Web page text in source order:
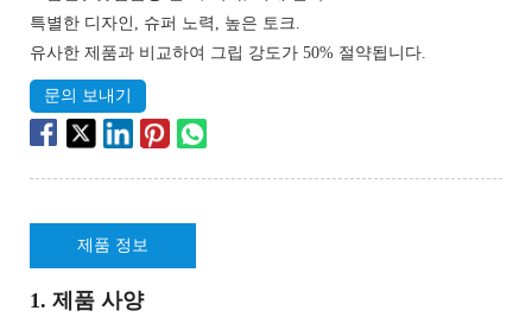
특별한 디자인, 슈퍼 노력, 높은 토크.
유사한 제품과 비교하여 그립 강도가 50% 절약됩니다.
문의 보내기
제품 정보
1. 제품 사양